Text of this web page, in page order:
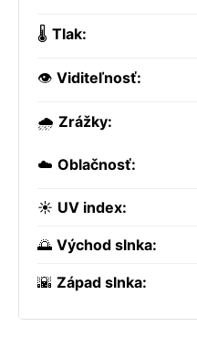
🌡️ Tlak:
👁️ Viditeľnosť:
🌧️ Zrážky:
☁️ Oblačnosť:
☀️ UV index:
🌅 Východ slnka:
🌇 Západ slnka: